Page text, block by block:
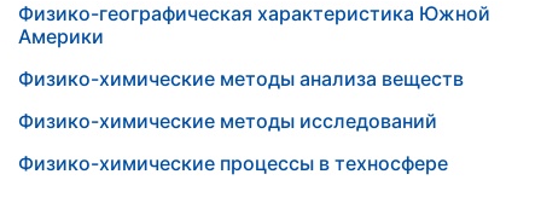
Физико-географическая характеристика Южной
Америки
Физико-химические методы анализа веществ
Физико-химические методы исследований
Физико-химические процессы в техносфере